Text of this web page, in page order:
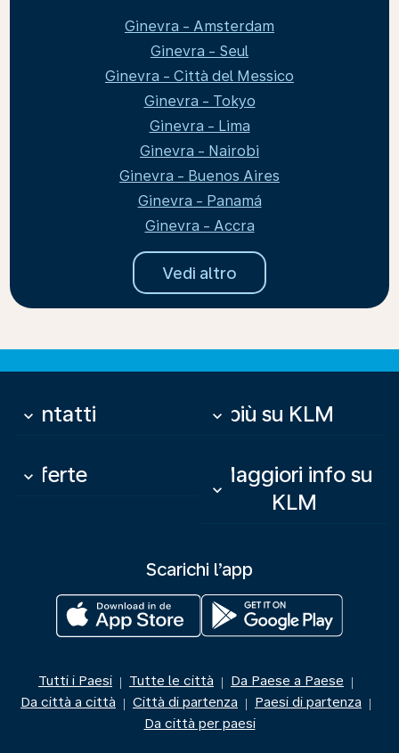
Ginevra - Amsterdam
Ginevra - Seul
Ginevra - Città del Messico
Ginevra - Tokyo
Ginevra - Lima
Ginevra - Nairobi
Ginevra - Buenos Aires
Ginevra - Panamá
Ginevra - Accra
Vedi altro
Contatti
keyboard_arrow_down Di più su KLM
keyboard_arrow_down
Offerte
keyboard_arrow_down
Maggiori info su
KLM
keyboard_arrow_down
Scarichi l’app
Tutti i Paesi | Tutte le città | Da Paese a Paese |
Da città a città | Città di partenza | Paesi di partenza |
Da città per paesi